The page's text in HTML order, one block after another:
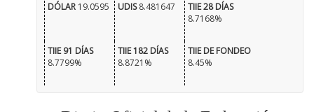
DÓLAR19.0595 UDIS8.481647
TIIE 28 DÍAS
8.7168%
TIIE 91 DÍAS
8.7799%
TIIE 182 DÍAS
8.8721%
TIIE DE FONDEO
8.45%